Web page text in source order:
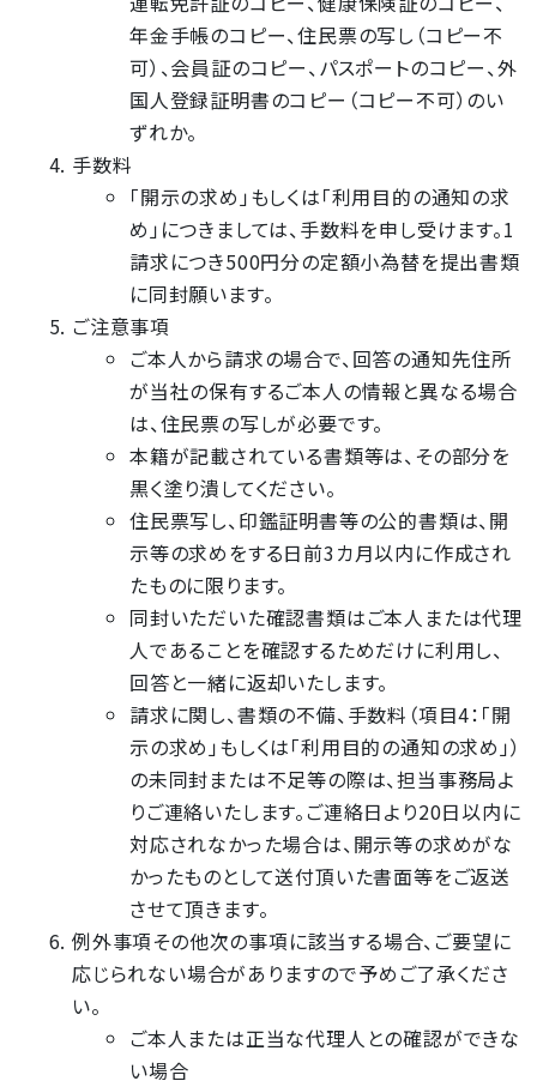
年金手帳のコピー、住民票の写し（コピー不
可）、会員証のコピー、パスポートのコピー、外
国人登録証明書のコピー（コピー不可）のい
ずれか。
手数料
「開示の求め」もしくは「利用目的の通知の求
め」につきましては、手数料を申し受けます。1
請求につき500円分の定額小為替を提出書類
に同封願います。
ご注意事項
ご本人から請求の場合で、回答の通知先住所
が当社の保有するご本人の情報と異なる場合
は、住民票の写しが必要です。
本籍が記載されている書類等は、その部分を
黒く塗り潰してください。
住民票写し、印鑑証明書等の公的書類は、開
示等の求めをする日前3カ月以内に作成され
たものに限ります。
同封いただいた確認書類はご本人または代理
人であることを確認するためだけに利用し、
回答と一緒に返却いたします。
請求に関し、書類の不備、手数料（項目4：「開
示の求め」もしくは「利用目的の通知の求め」）
の未同封または不足等の際は、担当事務局よ
りご連絡いたします。ご連絡日より20日以内に
対応されなかった場合は、開示等の求めがな
かったものとして送付頂いた書面等をご返送
させて頂きます。
例外事項その他次の事項に該当する場合、ご要望に
応じられない場合がありますので予めご了承くださ
い。
ご本人または正当な代理人との確認ができな
い場合